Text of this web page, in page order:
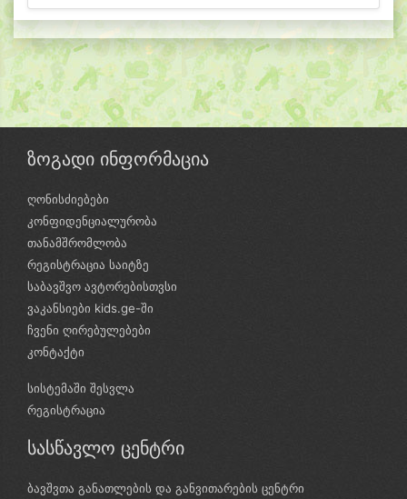
ზოგადი ინფორმაცია
ღონისძიებები
კონფიდენციალურობა
თანამშრომლობა
რეგისტრაცია საიტზე
საბავშვო ავტორებისთვსი
ვაკანსიები kids.ge-ში
ჩვენი ღირებულებები
კონტაქტი
სისტემაში შესვლა
რეგისტრაცია
სასწავლო ცენტრი
ბავშვთა განათლების და განვითარების ცენტრი